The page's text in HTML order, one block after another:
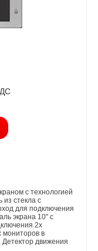
с технологией
из стекла с
для подключения
экрана 10" с
2х
мониторов в
движения